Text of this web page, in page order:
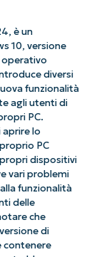
è un
10, versione
operativo
diversi
funzionalità
agli utenti di
PC.
lo
PC
dispositivi
vari problemi
funzionalità
delle
che
di
contenere